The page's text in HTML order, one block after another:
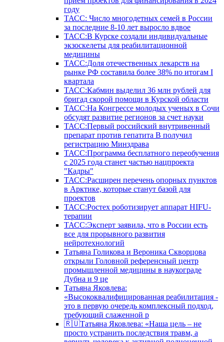
году
ТАСС: Число многодетных семей в России
за последние 8-10 лет выросло вдвое
ТАСС:В Курске создали индивидуальные
экзоскелеты для реабилитационной
медицины
ТАСС:Доля отечественных лекарств на
рынке РФ составила более 38% по итогам I
квартала
ТАСС:Кабмин выделил 36 млн рублей для
бригад скорой помощи в Курской области
ТАСС:На Конгрессе молодых ученых в Сочи
обсудят развитие регионов за счет науки
ТАСС:Первый российский внутривенный
препарат против гепатита В получил
регистрацию Минздрава
ТАСС:Программа бесплатного переобучения
с 2025 года станет частью нацпроекта
"Кадры"
ТАСС:Расширен перечень опорных пунктов
в Арктике, которые станут базой для
проектов
ТАСС:Ростех роботизирует аппарат HIFU-
терапии
ТАСС:Эксперт заявила, что в России есть
все для прорывного развития
нейротехнологий
Татьяна Голикова и Вероника Скворцова
открыли Головной референсный центр
промышленной медицины в наукограде
Дубна и 9 це
Татьяна Яковлева:
«Высококвалифицированная реабилитация -
это в первую очередь комплексный подход,
требующий слаженной р
🇷🇺Татьяна Яковлева: «Наша цель – не
просто устранить последствия травм, а